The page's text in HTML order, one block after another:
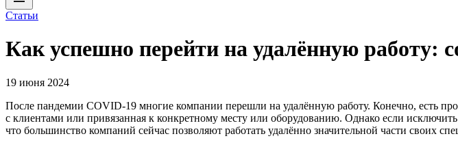
Статьи
Как успешно перейти на удалённую работу:
19 июня 2024
После пандемии COVID-19 многие компании перешли на удалённую работу. Конечно, есть
с клиентами или привязанная к конкретному месту или оборудованию. Однако если
что большинство компаний сейчас позволяют работать удалённо значительной части своих